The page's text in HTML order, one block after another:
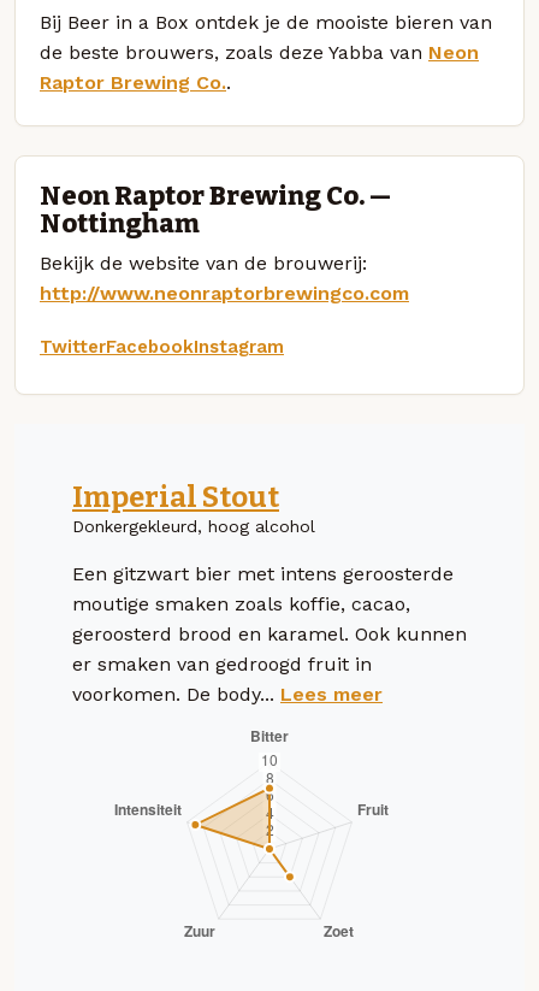
Bij Beer in a Box ontdek je de mooiste bieren van
de beste brouwers, zoals deze Yabba van Neon
Raptor Brewing Co..
Neon Raptor Brewing Co. —
Nottingham
Bekijk de website van de brouwerij:
http://www.neonraptorbrewingco.com
TwitterFacebookInstagram
Imperial Stout
Donkergekleurd, hoog alcohol
Een gitzwart bier met intens geroosterde
moutige smaken zoals koffie, cacao,
geroosterd brood en karamel. Ook kunnen
er smaken van gedroogd fruit in
voorkomen. De body... Lees meer